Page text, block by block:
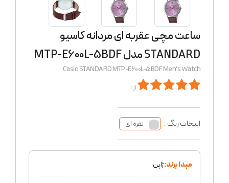
ساعت مچی عقربه ای مردانه کاسیو
STANDARD مدل MTP-E600L-5BDF
Casio STANDARD MTP-E600L-5BDF Men's Watch
از 1
انتخاب رنگ : نقره ای
مبدا برند:ژاپن